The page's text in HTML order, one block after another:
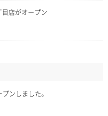
店がオープン
ンしました。